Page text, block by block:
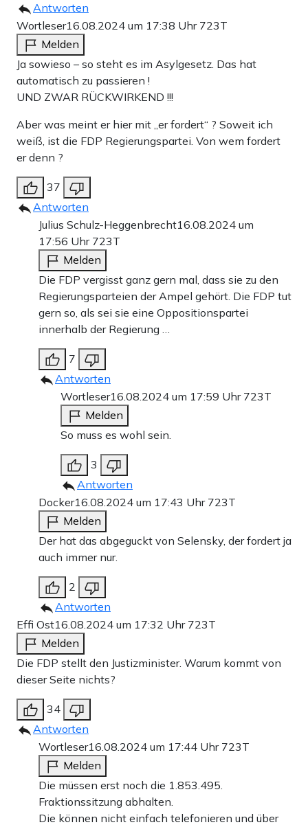
Antworten
Wortleser16.08.2024 um 17:38 Uhr 723T
Melden
Ja sowieso – so steht es im Asylgesetz. Das hat
automatisch zu passieren !
UND ZWAR RÜCKWIRKEND !!!
Aber was meint er hier mit „er fordert“ ? Soweit ich
weiß, ist die FDP Regierungspartei. Von wem fordert
er denn ?
37
Antworten
Julius Schulz-Heggenbrecht16.08.2024 um
17:56 Uhr 723T
Melden
Die FDP vergisst ganz gern mal, dass sie zu den
Regierungsparteien der Ampel gehört. Die FDP tut
gern so, als sei sie eine Oppositionspartei
innerhalb der Regierung …
7
Antworten
Wortleser16.08.2024 um 17:59 Uhr 723T
Melden
So muss es wohl sein.
3
Antworten
Docker16.08.2024 um 17:43 Uhr 723T
Melden
Der hat das abgeguckt von Selensky, der fordert ja
auch immer nur.
2
Antworten
Effi Ost16.08.2024 um 17:32 Uhr 723T
Melden
Die FDP stellt den Justizminister. Warum kommt von
dieser Seite nichts?
34
Antworten
Wortleser16.08.2024 um 17:44 Uhr 723T
Melden
Die müssen erst noch die 1.853.495.
Fraktionssitzung abhalten.
Die können nicht einfach telefonieren und über